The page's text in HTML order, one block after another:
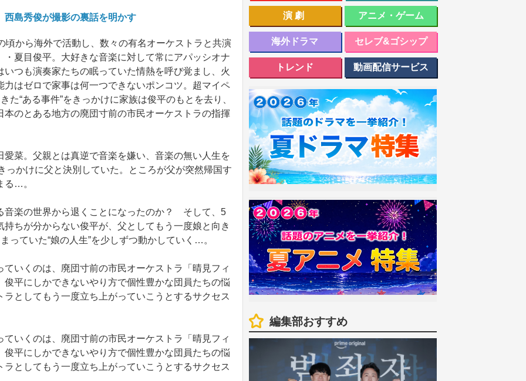
島秀俊が撮影の裏話を明かす
から海外で活動し、数々の有名オーケストラと共演
夏目俊平。大好きな音楽に対して常にアパッシオナ
つも演奏家たちの眠っていた情熱を呼び覚まし、火
はゼロで家事は何一つできないポンコツ。超マイペ
た“ある事件”をきっかけに家族は俊平のもとを去り、
のとある地方の廃団寸前の市民オーケストラの指揮
菜。父親とは真逆で音楽を嫌い、音楽の無い人生を
っかけに父と決別していた。ところが父が突然帰国す
る…。
楽の世界から退くことになったのか？ そして、5
ちが分からない俊平が、父としてもう一度娘と向き
っていた“娘の人生”を少しずつ動かしていく…。
いくのは、廃団寸前の市民オーケストラ「晴見フィ
平にしかできないやり方で個性豊かな団員たちの悩
としてもう一度立ち上がっていこうとするサクセス
いくのは、廃団寸前の市民オーケストラ「晴見フィ
平にしかできないやり方で個性豊かな団員たちの悩
としてもう一度立ち上がっていこうとするサクセス
演劇 アニメ・ゲーム
海外ドラマ セレブ&ゴシップ
トレンド 動画配信サービス
編集部おすすめ